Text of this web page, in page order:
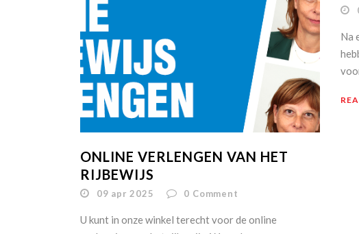
ONLINE VERLENGEN VAN HET
RIJBEWIJS
09 apr 2025 0 Comment
U kunt in onze winkel terecht voor de online
Na